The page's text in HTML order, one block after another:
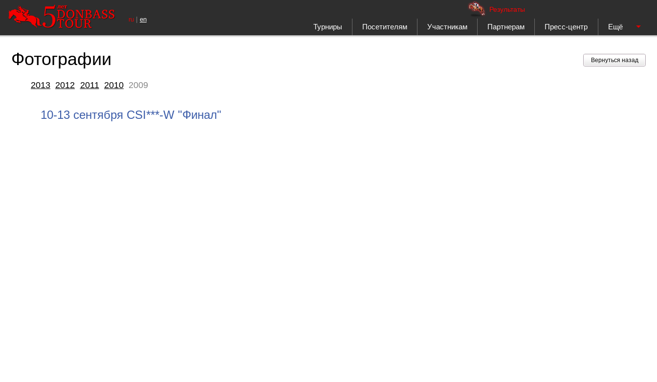
Результаты
Турниры Посетителям Участникам Партнерам Пресс-центр Ещё
ru | en
Вернуться назад
Фотографии
2013 2012 2011 2010 2009
10-13 сентября CSI***-W "Финал"